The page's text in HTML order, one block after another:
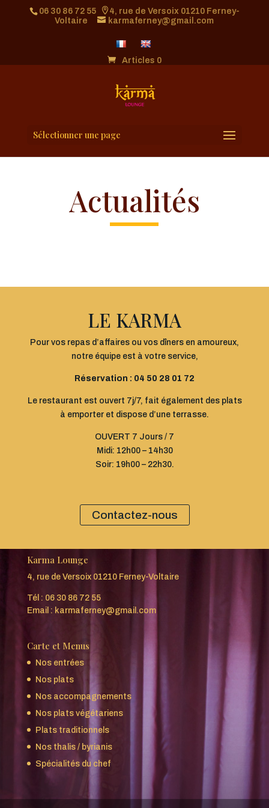
06 30 86 72 55
4, rue de Versoix 01210 Ferney-
Voltaire
karmaferney@gmail.com
Articles 0
Sélectionner une page
Actualités
LE KARMA
Pour vos repas d’affaires ou vos dîners en amoureux,
notre équipe est à votre service,
Réservation : 04 50 28 01 72
Le restaurant est ouvert 7j/7, fait également des plats
à emporter et dispose d’une terrasse.
OUVERT 7 Jours / 7
Midi: 12h00 – 14h30
Soir: 19h00 – 22h30.
Contactez-nous
Karma Lounge
4, rue de Versoix 01210 Ferney-Voltaire
Tél : 06 30 86 72 55
Email : karmaferney@gmail.com
Carte et Menus
Nos entrées
Nos plats
Nos accompagnements
Nos plats végétariens
Plats traditionnels
Nos thalis / byrianis
Spécialités du chef